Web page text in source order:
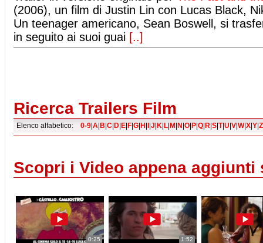
(2006), un film di Justin Lin con Lucas Black,
Un teenager americano, Sean Boswell, si
in seguito ai suoi guai [..]
Ricerca Trailers Film
Elenco alfabetico: 0-9|A|B|C|D|E|F|G|H|I|J|K|L|M|N|O|P|Q|R|S|T|U|V|W|X|Y|Z
Scopri i Video appena aggiunti
0:25 1:52